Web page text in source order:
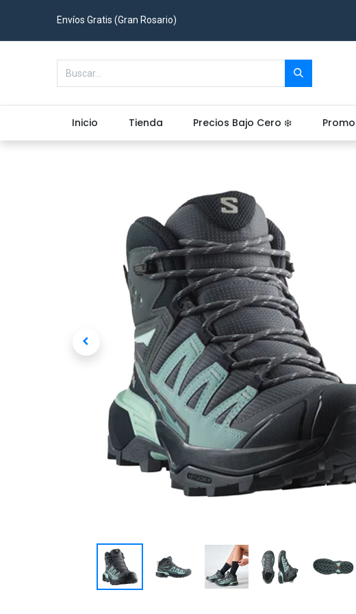
Envíos Gratis (Gran Rosario)
Inicio Tienda Precios Bajo Cero ❄️